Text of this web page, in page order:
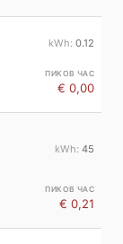
0.12
€ 0,00
45
€ 0,21